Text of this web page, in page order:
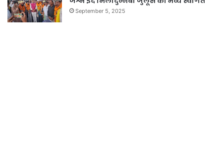
September 5, 2025